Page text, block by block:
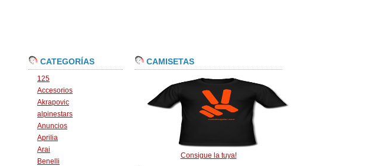
CATEGORÍAS
125
Accesorios
Akrapovic
alpinestars
Anuncios
Aprilia
Arai
Benelli
CAMISETAS
Consigue la tuya!